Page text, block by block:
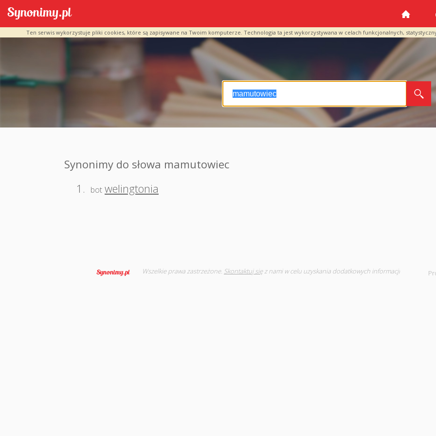
Ten serwis wykorzystuje pliki cookies, które są zapisywane na Twoim komputerze. Technologia ta jest wykorzystywana w celach funkcjonalnych,
Synonimy do słowa mamutowiec
1.
bot welingtonia
Wszelkie prawa zastrzeżone. Skontaktuj sięz nami w celu uzyskania dodatkowych informacji